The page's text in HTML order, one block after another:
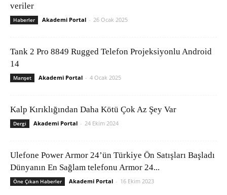
veriler
Haberler Akademi Portal - 26 Ocak 2025
Tank 2 Pro 8849 Rugged Telefon Projeksiyonlu Android
14
Manşet Akademi Portal - 4 Ocak 2025
Kalp Kırıklığından Daha Kötü Çok Az Şey Var
Dergi Akademi Portal - 24 Ekim 2024
Ulefone Power Armor 24’ün Türkiye Ön Satışları Başladı
Dünyanın En Sağlam telefonu Armor 24...
Öne Çıkan Haberler Akademi Portal - 16 Ekim 2023